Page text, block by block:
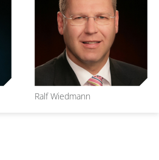
Ralf Wiedmann